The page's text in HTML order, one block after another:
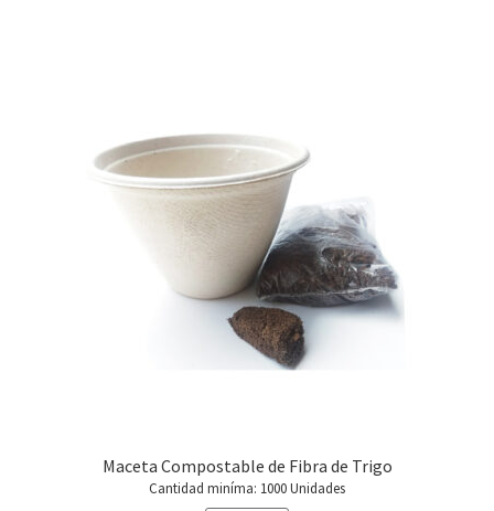
Maceta Compostable de Fibra de Trigo
Cantidad miníma: 1000 Unidades